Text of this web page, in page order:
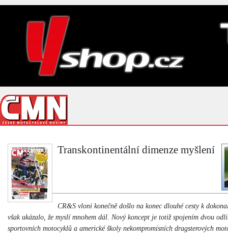
Transkontinentální dimenze myšlení
CR&S vloni konečně došlo na konec dlouhé cesty k
však ukázalo, že myslí mnohem dál. Nový koncept je totiž spojením dvou
sportovních motocyklů a americké školy nekompromisních dragsterových